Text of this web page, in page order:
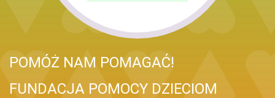
POMÓŻ NAM POMAGAĆ!
FUNDACJA POMOCY DZIECIOM